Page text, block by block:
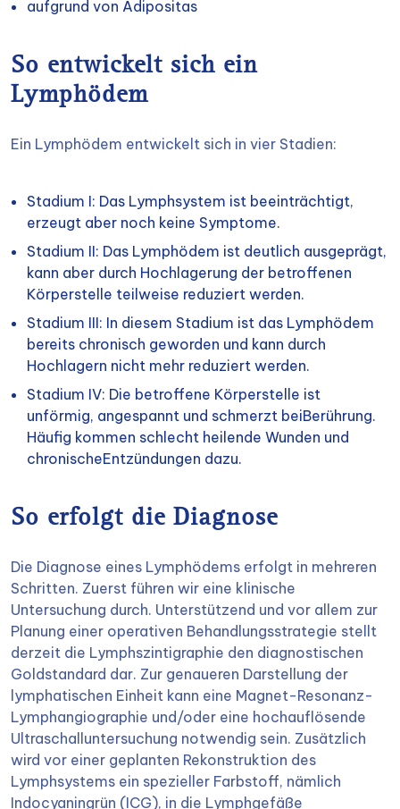
aufgrund von Adipositas
So entwickelt sich ein
Lymphödem
Ein Lymphödem entwickelt sich in vier Stadien:
Stadium I: Das Lymphsystem ist beeinträchtigt,
erzeugt aber noch keine Symptome.
Stadium II: Das Lymphödem ist deutlich ausgeprägt,
kann aber durch Hochlagerung der betroffenen
Körperstelle teilweise reduziert werden.
Stadium III: In diesem Stadium ist das Lymphödem
bereits chronisch geworden und kann durch
Hochlagern nicht mehr reduziert werden.
Stadium IV: Die betroffene Körperstelle ist
unförmig, angespannt und schmerzt beiBerührung.
Häufig kommen schlecht heilende Wunden und
chronischeEntzündungen dazu.
So erfolgt die Diagnose
Die Diagnose eines Lymphödems erfolgt in mehreren
Schritten. Zuerst führen wir eine klinische
Untersuchung durch. Unterstützend und vor allem zur
Planung einer operativen Behandlungsstrategie stellt
derzeit die Lymphszintigraphie den diagnostischen
Goldstandard dar. Zur genaueren Darstellung der
lymphatischen Einheit kann eine Magnet-Resonanz-
Lymphangiographie und/oder eine hochauflösende
Ultraschalluntersuchung notwendig sein. Zusätzlich
wird vor einer geplanten Rekonstruktion des
Lymphsystems ein spezieller Farbstoff, nämlich
Indocyaningrün (ICG), in die Lymphgefäße